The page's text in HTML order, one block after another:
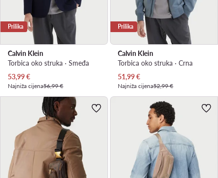
Prilika
Calvin Klein
Torbica oko struka · Smeđa
Trenutna cijena
53,99€
Najniža cijena56,99 €
Prilika
Calvin Klein
Torbica oko struka · Crna
Trenutna cijena
51,99€
Najniža cijena52,99 €